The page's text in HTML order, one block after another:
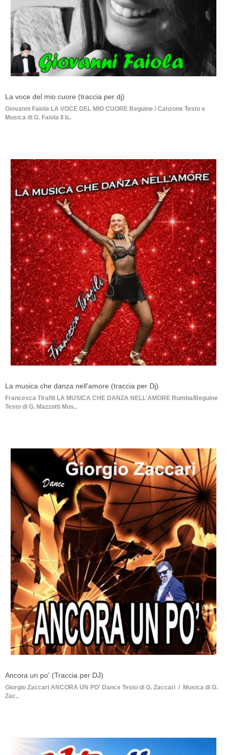
La voce del mio cuore (traccia per dj)
Giovanni Faiola LA VOCE DEL MIO CUORE Beguine / Canzone Testo e
Musica di G. Faiola Il b..
La musica che danza nell'amore (traccia per Dj)
Francesca Tirafili LA MUSICA CHE DANZA NELL'AMORE Rumba/Beguine
Testo di G. Mazzotti Mus..
Ancora un po' (Traccia per DJ)
Giorgio Zaccari ANCORA UN PO' Dance Testo di G. Zaccari / Musica di G.
Zac..